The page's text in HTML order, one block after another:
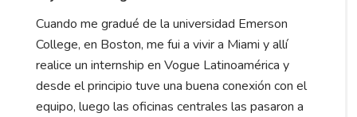
Cuando me gradué de la universidad Emerson
College, en Boston, me fui a vivir a Miami y allí
realice un internship en Vogue Latinoamérica y
desde el principio tuve una buena conexión con el
equipo, luego las oficinas centrales las pasaron a